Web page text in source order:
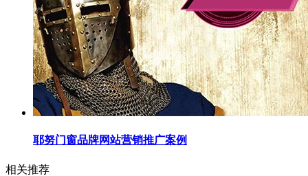
耶努门窗品牌网站营销推广案例
相关推荐